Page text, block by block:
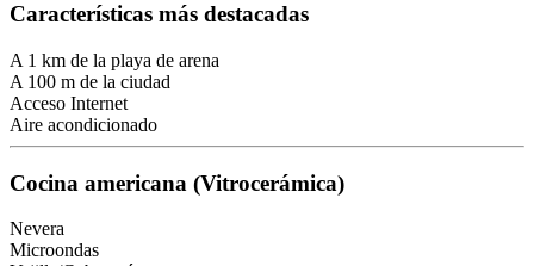
Características más destacadas
A 1 km de la playa de arena
A 100 m de la ciudad
Acceso Internet
Aire acondicionado
Cocina americana (Vitrocerámica)
Nevera
Microondas